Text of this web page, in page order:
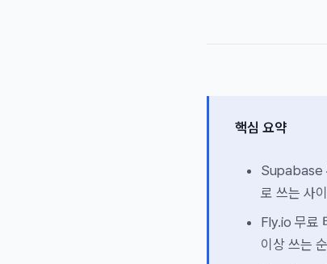
핵심 요약
Supabase
로 쓰는 사
Fly.io 무료
이상 쓰는